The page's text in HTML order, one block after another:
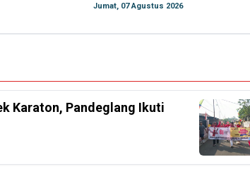
Jumat, 07 Agustus 2026
Karaton, Pandeglang Ikuti